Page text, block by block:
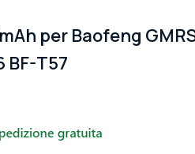
per Baofeng
BF-T57